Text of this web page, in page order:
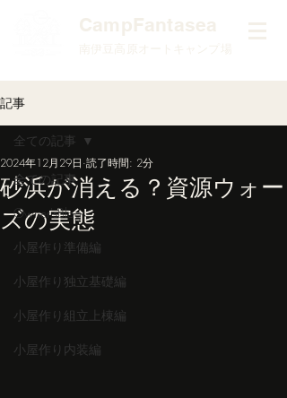
​CampFantasea
南伊豆高原オートキャンプ場
記事
全ての記事
Owner'sBlog
小屋作り準備編
小屋作り独立基礎編
小屋作り組立上棟編
小屋作り内装編
全ての記事
砂浜が消える？資源ウォー
ズの実態
2024年12月29日 読了時間: 2分